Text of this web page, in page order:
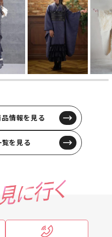
情報を見る
を見る